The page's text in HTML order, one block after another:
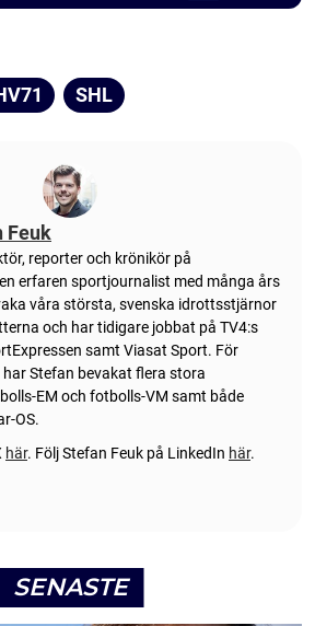
SHL
Feuk
reporter och krönikör på
erfaren sportjournalist med många års
våra största, svenska idrottsstjärnor
och har tidigare jobbat på TV4:s
samt Viasat Sport. För
Stefan bevakat flera stora
EM och fotbolls-VM samt både
OS.
här. Följ Stefan Feuk på LinkedIn här.
SENASTE